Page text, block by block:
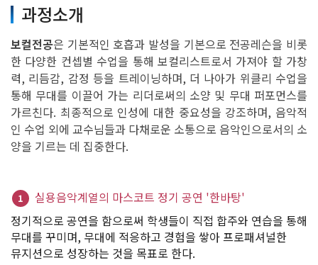
과정소개
보컬전공은 기본적인 호흡과 발성을 기본으로 전공레슨을 비롯
한 다양한 컨셉별 수업을 통해 보컬리스트로서 가져야 할 가창
력, 리듬감, 감정 등을 트레이닝하며, 더 나아가 위클리 수업을
통해 무대를 이끌어 가는 리더로써의 소양 및 무대 퍼포먼스를
가르친다. 최종적으로 인성에 대한 중요성을 강조하며, 음악적
인 수업 외에 교수님들과 다채로운 소통으로 음악인으로서의 소
양을 기르는 데 집중한다.
1
실용음악계열의 마스코트 정기 공연 '한바탕'
정기적으로 공연을 함으로써 학생들이 직접 합주와 연습을 통해
무대를 꾸미며, 무대에 적응하고 경험을 쌓아 프로패셔널한
뮤지션으로 성장하는 것을 목표로 한다.